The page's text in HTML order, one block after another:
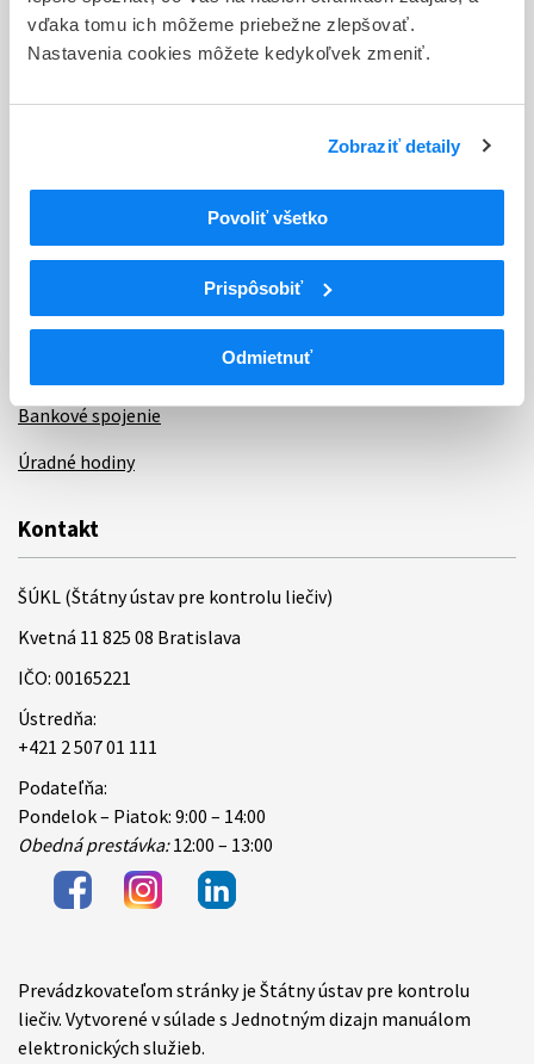
vďaka tomu ich môžeme priebežne zlepšovať.
Nastavenia cookies môžete kedykoľvek zmeniť.
Zobraziť detaily
Povoliť všetko
Prispôsobiť
Odmietnuť
Aktuality
Ochrana osobných údajov
Kontakty
Bankové spojenie
Úradné hodiny
Kontakt
ŠÚKL (Štátny ústav pre kontrolu liečiv)
Kvetná 11 825 08 Bratislava
IČO: 00165221
Ústredňa:
+421 2 507 01 111
Podateľňa:
Pondelok – Piatok: 9:00 – 14:00
Obedná prestávka:12:00 – 13:00
Items
Prevádzkovateľom stránky je Štátny ústav pre kontrolu
liečiv. Vytvorené v súlade s Jednotným dizajn manuálom
elektronických služieb.